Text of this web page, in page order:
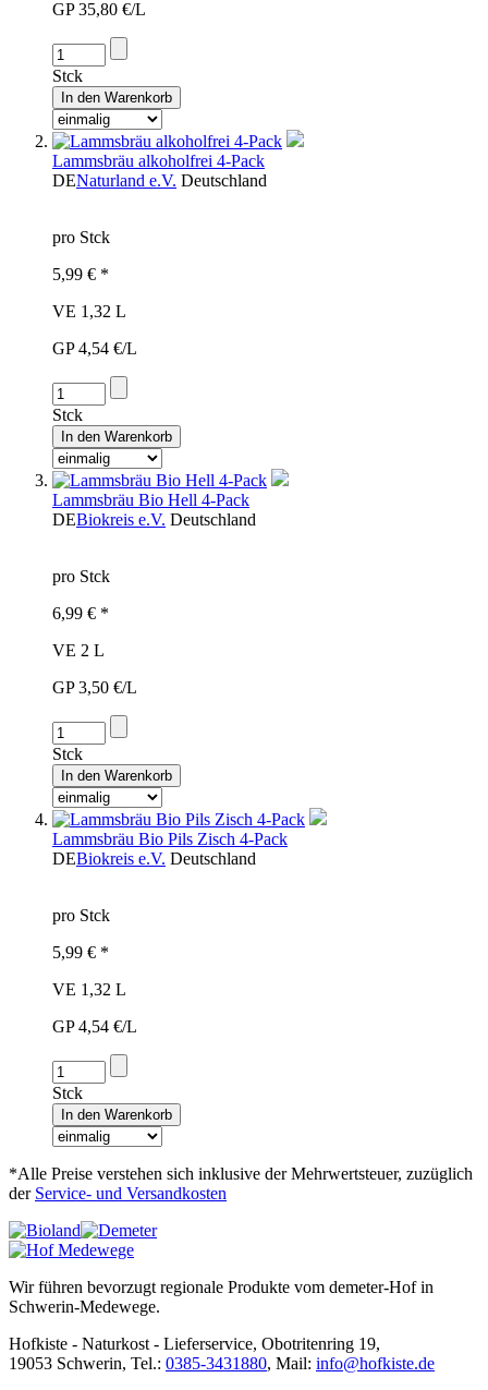
GP 35,80 €/L
Stck
Lammsbräu alkoholfrei 4-Pack
DENaturland e.V. Deutschland
pro Stck
5,99 € *
VE 1,32 L
GP 4,54 €/L
Stck
Lammsbräu Bio Hell 4-Pack
DEBiokreis e.V. Deutschland
pro Stck
6,99 € *
VE 2 L
GP 3,50 €/L
Stck
Lammsbräu Bio Pils Zisch 4-Pack
DEBiokreis e.V. Deutschland
pro Stck
5,99 € *
VE 1,32 L
GP 4,54 €/L
Stck
*Alle Preise verstehen sich inklusive der Mehrwertsteuer, zuzüglich
der Service- und Versandkosten
Wir führen bevorzugt regionale Produkte vom demeter-Hof in
Schwerin-Medewege.
Hofkiste - Naturkost - Lieferservice, Obotritenring 19,
19053 Schwerin, Tel.: 0385-3431880, Mail: info@hofkiste.de